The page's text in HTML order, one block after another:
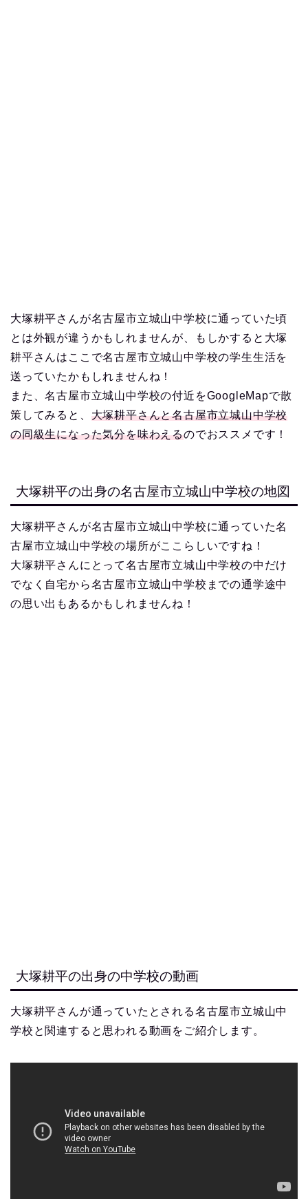
大塚耕平さんが名古屋市立城山中学校に通っていた頃
とは外観が違うかもしれませんが、もしかすると大塚
耕平さんはここで名古屋市立城山中学校の学生生活を
送っていたかもしれませんね！
また、名古屋市立城山中学校の付近をGoogleMapで散
策してみると、 大塚耕平さんと名古屋市立城山中学校
の同級生になった気分を味わえるのでおススメです！
大塚耕平の出身の名古屋市立城山中学校の地図
大塚耕平さんが名古屋市立城山中学校に通っていた名
古屋市立城山中学校の場所がここらしいですね！
大塚耕平さんにとって名古屋市立城山中学校の中だけ
でなく自宅から名古屋市立城山中学校までの通学途中
の思い出もあるかもしれませんね！
大塚耕平の出身の中学校の動画
大塚耕平さんが通っていたとされる名古屋市立城山中
学校と関連すると思われる動画をご紹介します。